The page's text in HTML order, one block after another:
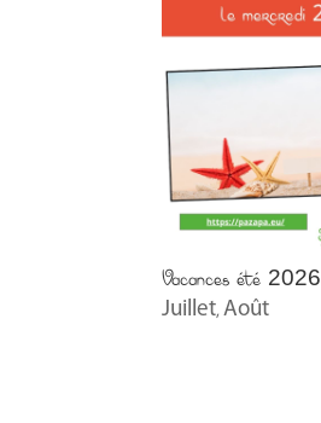
Vacances été 2026
Juillet,Août